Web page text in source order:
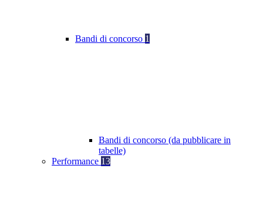
Bandi di concorso 1
Bandi di concorso (da pubblicare in
tabelle)
Performance 13